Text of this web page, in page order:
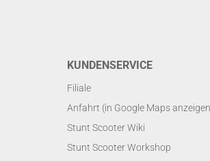
KUNDENSERVICE
Filiale
Anfahrt (in Google Maps
Stunt Scooter Wiki
Stunt Scooter Workshop